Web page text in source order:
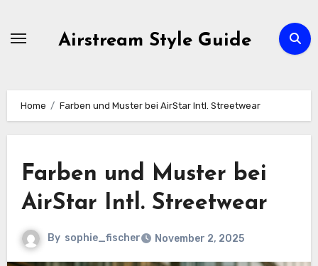
Airstream Style Guide
Home Farben und Muster bei AirStar Intl. Streetwear
Farben und Muster bei
AirStar Intl. Streetwear
By sophie_fischer November 2, 2025